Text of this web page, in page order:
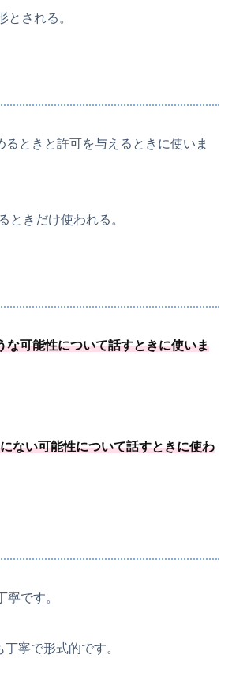
とされる。
るときと許可を与えるときに使いま
ときだけ使われる。
な可能性について話すときに使いま
ない可能性について話すときに使わ
寧です。
寧で形式的です。